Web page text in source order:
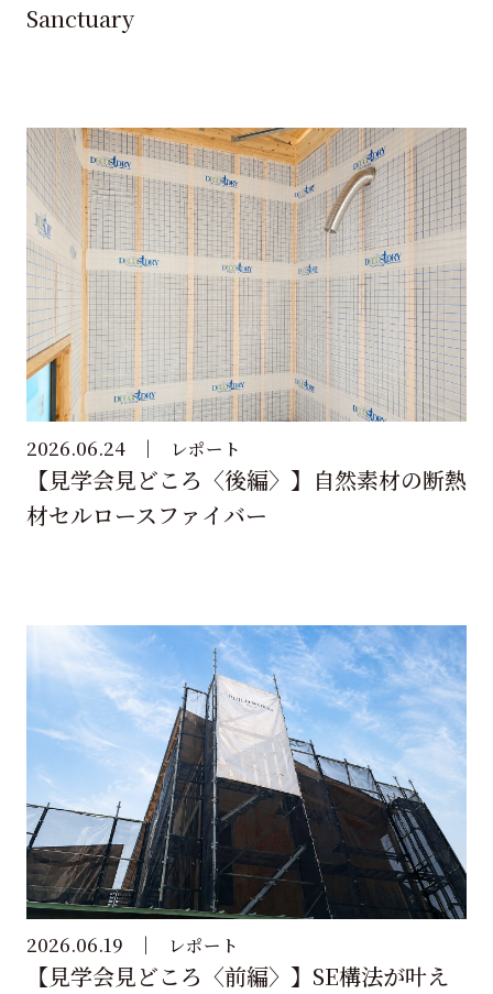
Sanctuary
2026.06.24 レポート
【見学会見どころ〈後編〉】自然素材の断熱
材セルロースファイバー
2026.06.19 レポート
【見学会見どころ〈前編〉】SE構法が叶え